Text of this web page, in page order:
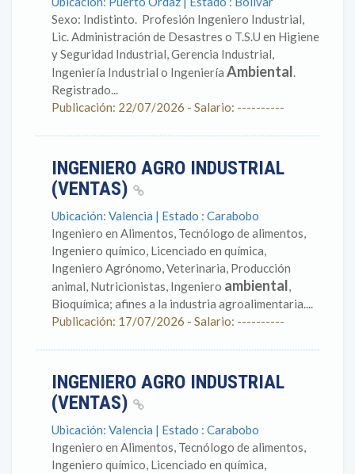
Sexo: Indistinto. Profesión Ingeniero Industrial,
Lic. Administración de Desastres o T.S.U en Higiene
y Seguridad Industrial, Gerencia Industrial,
Ingeniería Industrial o Ingeniería Ambiental.
Registrado...
Publicación: 22/07/2026 - Salario: ----------
INGENIERO AGRO INDUSTRIAL
(VENTAS)
Ubicación: Valencia | Estado : Carabobo
Ingeniero en Alimentos, Tecnólogo de alimentos,
Ingeniero químico, Licenciado en química,
Ingeniero Agrónomo, Veterinaria, Producción
animal, Nutricionistas, Ingeniero ambiental,
Bioquímica; afines a la industria agroalimentaria....
Publicación: 17/07/2026 - Salario: ----------
INGENIERO AGRO INDUSTRIAL
(VENTAS)
Ubicación: Valencia | Estado : Carabobo
Ingeniero en Alimentos, Tecnólogo de alimentos,
Ingeniero químico, Licenciado en química,